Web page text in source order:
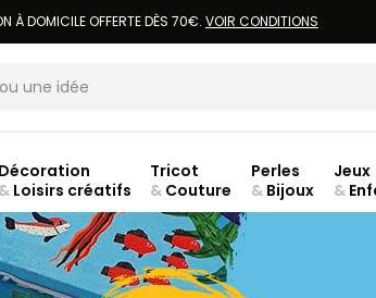
À DOMICILE OFFERTE DÈS 70€. VOIR CONDITIONS
Décoration
&Loisirs créatifs
Tricot
& Couture
Perles
& Bijoux
Jeux
&